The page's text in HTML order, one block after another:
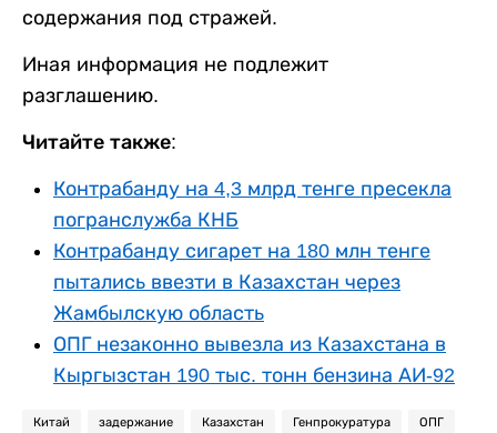
содержания под стражей.
Иная информация не подлежит
разглашению.
Читайте также:
Контрабанду на 4,3 млрд тенге пресекла
погранслужба КНБ
Контрабанду сигарет на 180 млн тенге
пытались ввезти в Казахстан через
Жамбылскую область
ОПГ незаконно вывезла из Казахстана в
Кыргызстан 190 тыс. тонн бензина АИ-92
Китай задержание Казахстан Генпрокуратура ОПГ